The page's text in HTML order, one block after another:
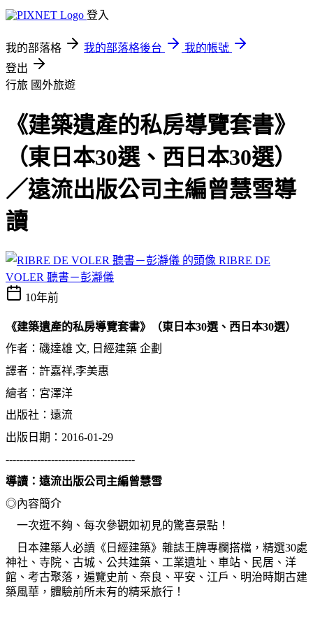
登入
我的部落格 我的部落格後台
我的帳號
登出
行旅 國外旅遊
《建築遺產的私房導覽套書》
（東日本30選、西日本30選）
／遠流出版公司主編曾慧雪導
讀
RIBRE DE
VOLER 聽書－彭瀞儀
10年前
《建築遺產的私房導覽套書》（東日本30選、西日本30選）
作者：磯達雄 文, 日經建築 企劃
譯者：許嘉祥,李美惠
繪者：宮澤洋
出版社：遠流
出版日期： 2016-01-29
-------------------------------------
導讀：遠流出版公司主編曾慧雪
◎內容簡介
一次逛不夠、每次參觀如初見的驚喜景點！
日本建築人必讀《日經建築》雜誌王牌專欄搭檔，精選30處
神社、寺院、古城、公共建築、工業遺址、車站、民居、洋
館、考古聚落，遍覽史前、奈良、平安、江戶、明治時期古建
築風華，體驗前所未有的精采旅行！